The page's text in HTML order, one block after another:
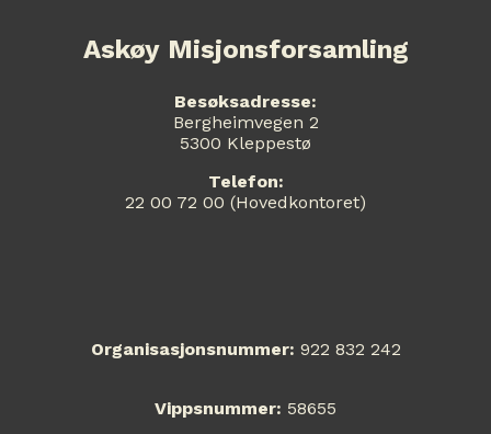
Askøy Misjonsforsamling
Besøksadresse:
Bergheimvegen 2
5300 Kleppestø
Telefon:
22 00 72 00 (Hovedkontoret)
Organisasjonsnummer: 922 832 242
Vippsnummer: 58655